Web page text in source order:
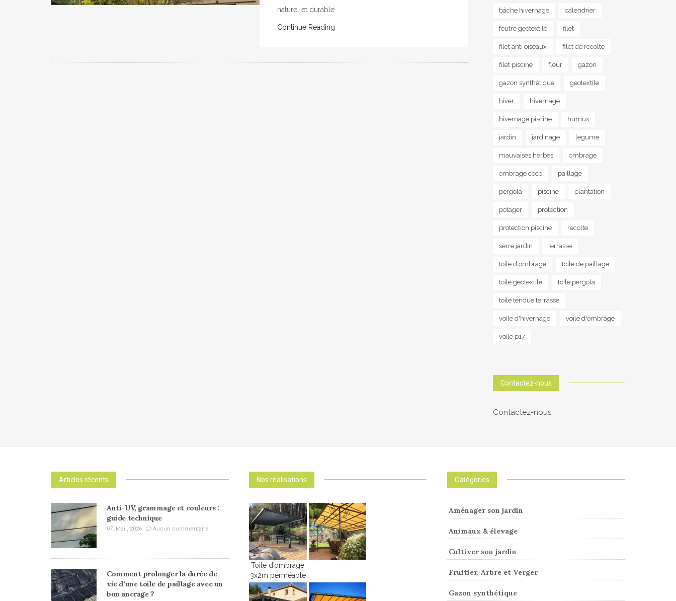
naturel et durable
Continue Reading
bâche hivernage calendrier
feutre geotextile filet
filet anti oiseaux filet de recolte
filet piscine fleur gazon
gazon synthétique geotextile
hiver hivernage
hivernage piscine humus
jardin jardinage legume
mauvaises herbes ombrage
ombrage coco paillage
pergola piscine plantation
potager protection
protection piscine recolte
serre jardin terrasse
toile d'ombrage toile de paillage
toile geotextile toile pergola
toile tendue terrasse
voile d'hivernage voile d'ombrage
voile p17
Contactez-nous
Contactez-nous
Articles récents
Anti-UV, grammage et couleurs :
guide technique
07. Mai , 2026 Aucun commentaire
Comment prolonger la durée de
vie d’une toile de paillage avec un
bon ancrage ?
Nos réalisations
Toile d’ombrage
3x2m perméable
Catégories
Aménager son jardin
Animaux & élevage
Cultiver son jardin
Fruitier, Arbre et Verger
Gazon synthétique